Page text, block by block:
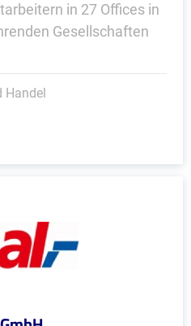
in 27 Offices in
Gesellschaften
Handel